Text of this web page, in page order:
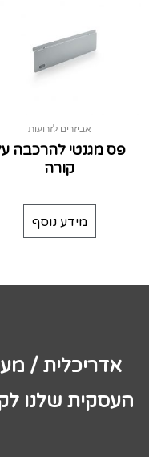
אביזרים לזרועות
פס מגנטי להרכבה
קורה
מידע נוסף
אדריכלית /
העסקית שלנו